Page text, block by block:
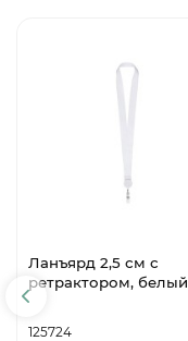
Ланъярд 2,5 см с
ретрактором, белый
125724